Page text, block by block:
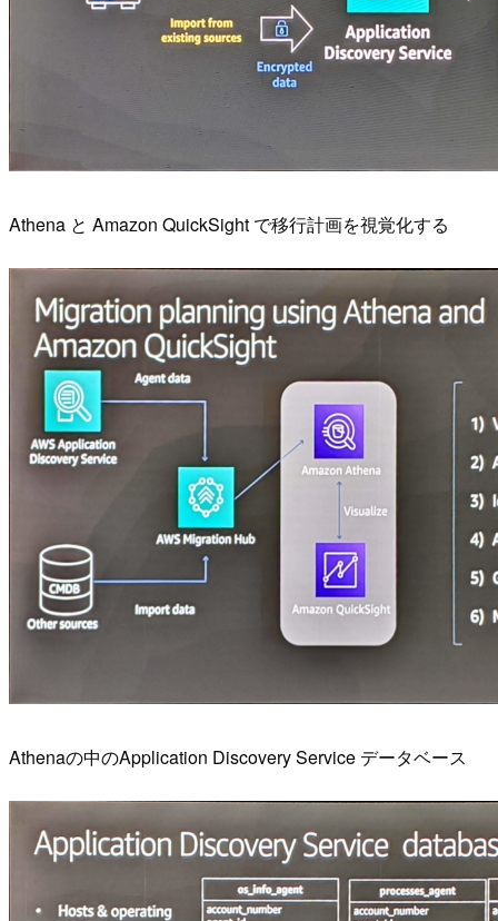
Athena と Amazon QuickSight で移行計画を視覚化する
Athenaの中のApplication Discovery Service データベース